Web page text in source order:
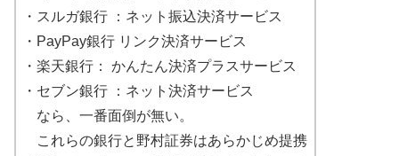
・スルガ銀行 ：ネット振込決済サービス
・PayPay銀行 リンク決済サービス
・楽天銀行： かんたん決済プラスサービス
・セブン銀行 ：ネット決済サービス
なら、一番面倒が無い。
これらの銀行と野村証券はあらかじめ提携